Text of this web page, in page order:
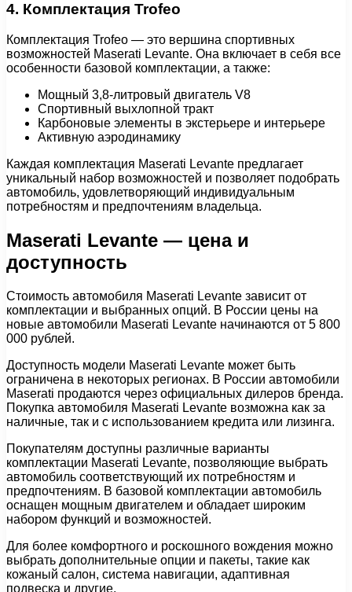
4. Комплектация Trofeo
Комплектация Trofeo — это вершина спортивных
возможностей Maserati Levante. Она включает в себя все
особенности базовой комплектации, а также:
Мощный 3,8-литровый двигатель V8
Спортивный выхлопной тракт
Карбоновые элементы в экстерьере и интерьере
Активную аэродинамику
Каждая комплектация Maserati Levante предлагает
уникальный набор возможностей и позволяет подобрать
автомобиль, удовлетворяющий индивидуальным
потребностям и предпочтениям владельца.
Maserati Levante — цена и
доступность
Стоимость автомобиля Maserati Levante зависит от
комплектации и выбранных опций. В России цены на
новые автомобили Maserati Levante начинаются от 5 800
000 рублей.
Доступность модели Maserati Levante может быть
ограничена в некоторых регионах. В России автомобили
Maserati продаются через официальных дилеров бренда.
Покупка автомобиля Maserati Levante возможна как за
наличные, так и с использованием кредита или лизинга.
Покупателям доступны различные варианты
комплектации Maserati Levante, позволяющие выбрать
автомобиль соответствующий их потребностям и
предпочтениям. В базовой комплектации автомобиль
оснащен мощным двигателем и обладает широким
набором функций и возможностей.
Для более комфортного и роскошного вождения можно
выбрать дополнительные опции и пакеты, такие как
кожаный салон, система навигации, адаптивная
подвеска и другие.